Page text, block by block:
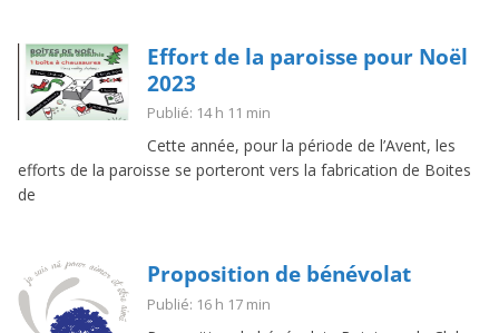
Effort de la paroisse pour Noël
2023
Publié: 14 h 11 min
Cette année, pour la période de l’Avent, les
efforts de la paroisse se porteront vers la fabrication de Boites
de
Proposition de bénévolat
Publié: 16 h 17 min